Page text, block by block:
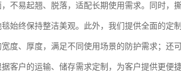
不易起翘、脱落，适配长期使用需求。同时，
始终保持整洁美观。此外，我们提供全面的定
度、厚度，满足不同使用场景的防护需求；还
客户的运输、储存需求定制，为客户提供更便